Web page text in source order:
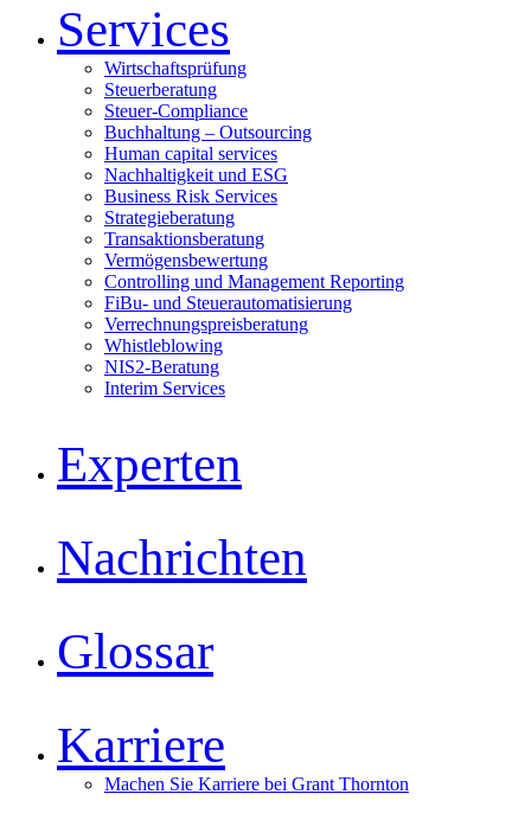
Services
Wirtschaftsprüfung
Steuerberatung
Steuer-Compliance
Buchhaltung – Outsourcing
Human capital services
Nachhaltigkeit und ESG
Business Risk Services
Strategieberatung
Transaktionsberatung
Vermögensbewertung
Controlling und Management Reporting
FiBu- und Steuerautomatisierung
Verrechnungspreisberatung
Whistleblowing
NIS2-Beratung
Interim Services
Experten
Nachrichten
Glossar
Karriere
Machen Sie Karriere bei Grant Thornton